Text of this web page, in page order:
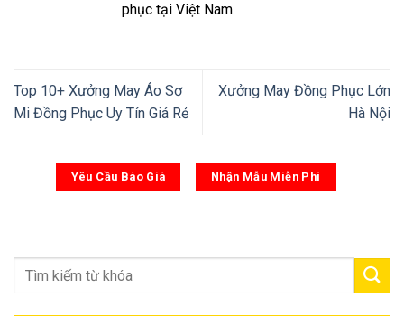
phục tại Việt Nam.
Top 10+ Xưởng May Áo Sơ
Mi Đồng Phục Uy Tín Giá Rẻ
Xưởng May Đồng Phục Lớn
Hà Nội
Yêu Cầu Báo Giá Nhận Mẫu Miễn Phí